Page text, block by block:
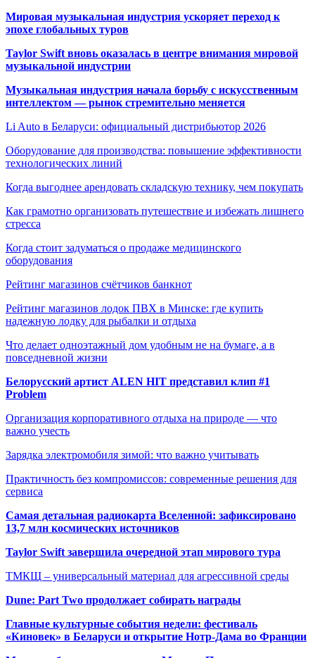
Мировая музыкальная индустрия ускоряет переход к
эпохе глобальных туров
Taylor Swift вновь оказалась в центре внимания мировой
музыкальной индустрии
Музыкальная индустрия начала борьбу с искусственным
интеллектом — рынок стремительно меняется
Li Auto в Беларуси: официальный дистрибьютор 2026
Оборудование для производства: повышение эффективности
технологических линий
Когда выгоднее арендовать складскую технику, чем покупать
Как грамотно организовать путешествие и избежать лишнего
стресса
Когда стоит задуматься о продаже медицинского
оборудования
Рейтинг магазинов счётчиков банкнот
Рейтинг магазинов лодок ПВХ в Минске: где купить
надежную лодку для рыбалки и отдыха
Что делает одноэтажный дом удобным не на бумаге, а в
повседневной жизни
Белорусский артист ALEN HIT представил клип #1
Problem
Организация корпоративного отдыха на природе — что
важно учесть
Зарядка электромобиля зимой: что важно учитывать
Практичность без компромиссов: современные решения для
сервиса
Самая детальная радиокарта Вселенной: зафиксировано
13,7 млн космических источников
Taylor Swift завершила очередной этап мирового тура
ТМКЩ – универсальный материал для агрессивной среды
Dune: Part Two продолжает собирать награды
Главные культурные события недели: фестиваль
«Киновек» в Беларуси и открытие Нотр-Дама во Франции